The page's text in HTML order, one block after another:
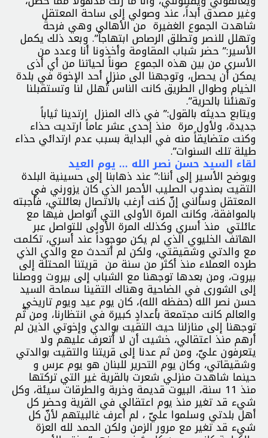
وغير مصدق أبداً، عند وصولي إلى ساحة المعتقل
شاهدت الجموع الغفيرة من الأهالي وهي فرحةً
وتهلل للنصر وتطلق الرصاص ابتهاجاً”. وبعد ذلك يكمل
الأسير:” حضر شباب المقاومة وأخذونا أنا وعدد من
الأسرى من بين هذه الجموع صوناً لحياتنا من أي أذى
يمكن أن يحصل، وتوجهنا الى منزل أحد الإخوة في بلدة
الخيام وطوال الطريق كانت الناس تُهلل لنا وتستقبلنا
وتهنئنا بالحرية”.
ويتابع حديثه بالقول:” في ذاك المنزل ارتدينا ثياباً
جديدة، ولأول مرة منذ إحدى عشر عاماً ارتديت حذاء
وكنت متضايقاً منه في البداية بسبب عدم ارتدائي حذاء
طيلة تلك السنوات”.
لقاء السيد حسن نصر الله … يوم العيد
ويوضح الأسير إلى أننا:” عند ذهابنا إلى حسينية البلدة
التقيت بمندوب الصليب الأحمر الذي كان يزورني في
المعتقل وسألني إنّ كنت أرغب بالاتصال بعائلتي، فأجبته
بالموافقة، وكانت المرة الأولى التي أتواصل فيها مع
عائلتي منذ أسري وكذلك المرة الأولى للتواصل عبر
الهاتف الخليوي الذي لم يكن موجوداً عند أسري، تكلمت
مع والدتي وشقيقتي، ولكن لم أتحدث مع والدي الذي
طرده العملاء منذ أكثر من سنة من قريتنا المحتلة إلى
بيروت، ومن بعدها توجهنا مع الشباب إلى بيروت ووصلنا
إلى الشورى في الضاحية وهناك التقينا سماحة السيد
حسن نصر الله (حفظه الله)، كان يوم عيد ويوم تاريخي
والعالم كانت مجتمعة بأعدادٍ كبيرة في انتظارنا، ومن ثّم
توجهنا إلى منازلنا حيث التقيت بوالدي وإخوتي الذين لم
أرهم منذ اعتقالي، خشيت أن لا أتعرف عليهم ولا
يتعرفون عليّ، ومن ثم عدنا إلى قريتنا والتقيت بوالدتي
وشقيقاتي، وكان يوم التحرير للبنان هو يوم عرس و
حينما شاهدت منزلـي شعرت بالقرية غير التي تركتها
منذ 11 سنة، البيوت قديمة وخربة والطرقات سيئة، وكل
شيء قد تغير منذ يوم اعتقالي في القرية وحضر كل
أهل بلدتي وسلموا عليّ ، لم أعرف غالبيتهم لأنّ كل
شيء قد تغير مع مرور الزمن ولكن الحمد لله العزة